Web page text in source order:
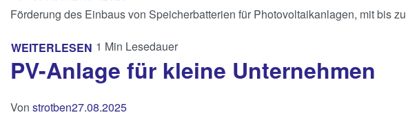
Förderung des Einbaus von Speicherbatterien für Photovoltaikanlagen, mit bis
WEITERLESEN 1 Min Lesedauer
PV-Anlage für kleine Unternehmen
Von strotben27.08.2025